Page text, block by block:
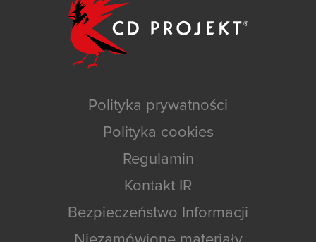
Polityka prywatności
Polityka cookies
Regulamin
Kontakt IR
Bezpieczeństwo Informacji